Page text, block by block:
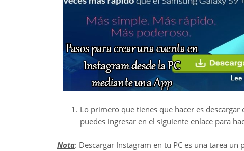
Lo primero que tienes que hacer es descargar
puedes ingresar en el siguiente enlace para
Nota: Descargar Instagram en tu PC es una tarea